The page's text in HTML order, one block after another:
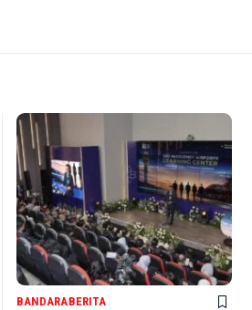
BANDARABERITA